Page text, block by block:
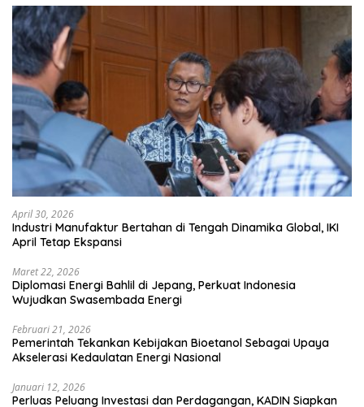
April 30, 2026
Industri Manufaktur Bertahan di Tengah Dinamika Global, IKI
April Tetap Ekspansi
Maret 22, 2026
Diplomasi Energi Bahlil di Jepang, Perkuat Indonesia
Wujudkan Swasembada Energi
Februari 21, 2026
Pemerintah Tekankan Kebijakan Bioetanol Sebagai Upaya
Akselerasi Kedaulatan Energi Nasional
Januari 12, 2026
Perluas Peluang Investasi dan Perdagangan, KADIN Siapkan